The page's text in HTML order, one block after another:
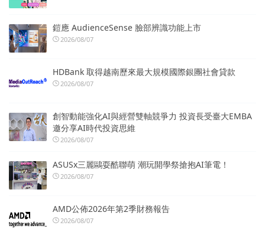
鎧應 AudienceSense 臉部辨識功能上市
2026/08/07
HDBank 取得越南歷來最大規模國際銀團社會貸款
2026/08/07
創智動能強化AI與經營雙軸競爭力 投資長受臺大EMBA
邀分享AI時代投資思維
2026/08/07
ASUSx三麗鷗耍酷聯萌 潮玩開學祭搶抱AI筆電！
2026/08/07
AMD公佈2026年第2季財務報告
2026/08/07